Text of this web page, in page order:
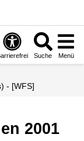
Suche Menü
- [WFS]
2001